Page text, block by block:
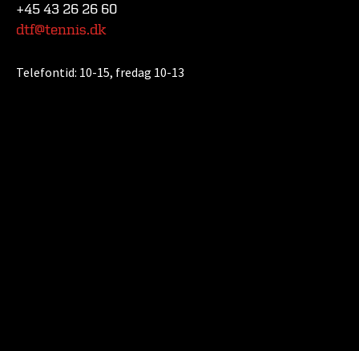
+45 43 26 26 60
dtf@tennis.dk
Telefontid: 10-15, fredag 10-13